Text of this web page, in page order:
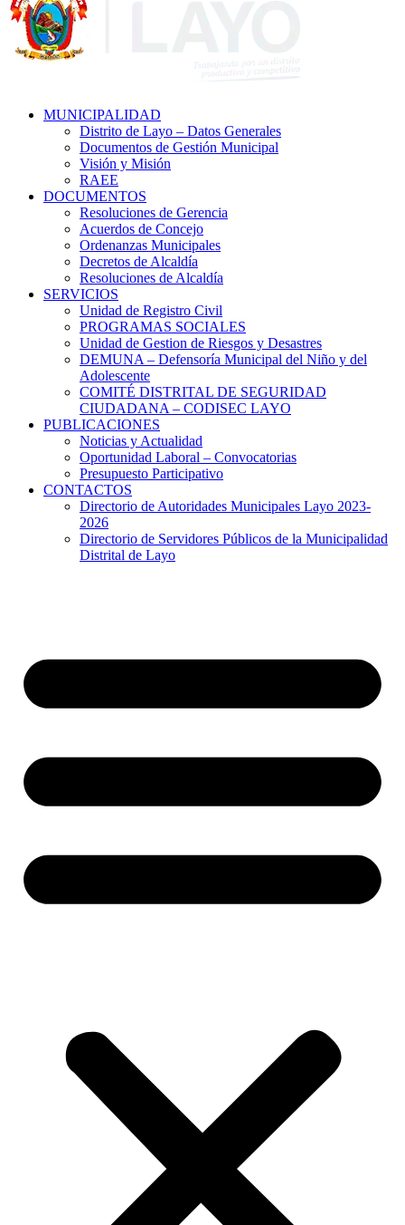
MUNICIPALIDAD
Distrito de Layo – Datos Generales
Documentos de Gestión Municipal
Visión y Misión
RAEE
DOCUMENTOS
Resoluciones de Gerencia
Acuerdos de Concejo
Ordenanzas Municipales
Decretos de Alcaldía
Resoluciones de Alcaldía
SERVICIOS
Unidad de Registro Civil
PROGRAMAS SOCIALES
Unidad de Gestion de Riesgos y Desastres
DEMUNA – Defensoría Municipal del Niño y del
Adolescente
COMITÉ DISTRITAL DE SEGURIDAD
CIUDADANA – CODISEC LAYO
PUBLICACIONES
Noticias y Actualidad
Oportunidad Laboral – Convocatorias
Presupuesto Participativo
CONTACTOS
Directorio de Autoridades Municipales Layo 2023-
2026
Directorio de Servidores Públicos de la Municipalidad
Distrital de Layo